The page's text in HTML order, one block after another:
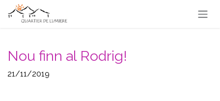
Se rendre au contenu
Nou finn al Rodrig!
21/11/2019